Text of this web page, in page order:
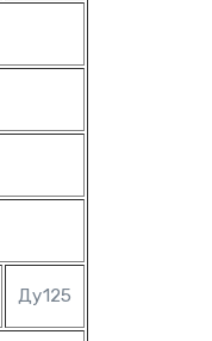
Ду125